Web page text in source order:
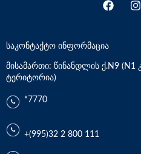
საკონტაქტო ინფორმაცია
მისამართი: წინანდლის ქ.N9
ტერიტორია)
*7770
+(995)32 2 800 111